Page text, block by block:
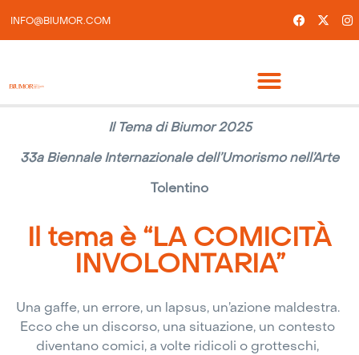
INFO@BIUMOR.COM
Il Tema di Biumor 2025
33a Biennale Internazionale dell’Umorismo nell’Arte
Tolentino
Il tema è “LA COMICITÀ
INVOLONTARIA”
Una gaffe, un errore, un lapsus, un’azione maldestra.
Ecco che un discorso, una situazione, un contesto
diventano comici, a volte ridicoli o grotteschi,